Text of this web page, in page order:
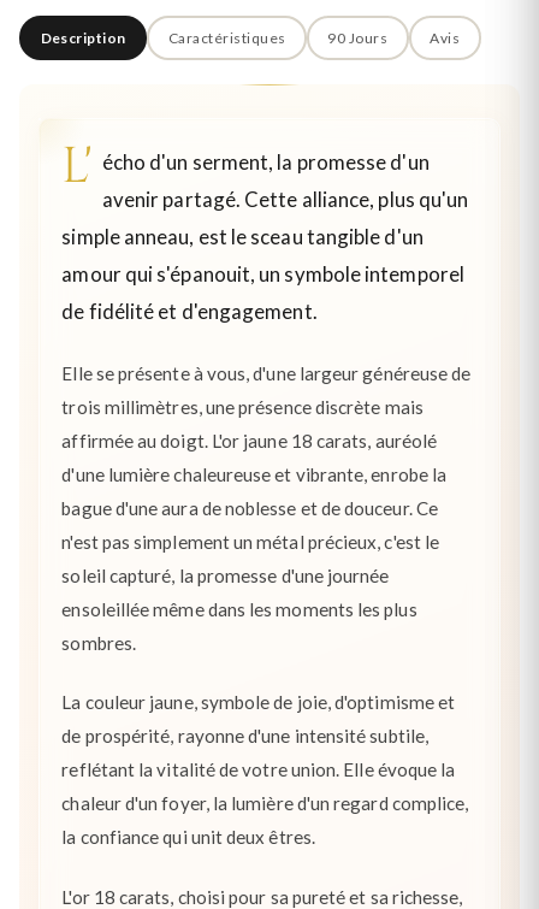
Description Caractéristiques 90 Jours Avis
L' écho d'un serment, la promesse d'un
avenir partagé. Cette alliance, plus qu'un
simple anneau, est le sceau tangible d'un
amour qui s'épanouit, un symbole intemporel
de fidélité et d'engagement.
Elle se présente à vous, d'une largeur généreuse de
trois millimètres, une présence discrète mais
affirmée au doigt. L'or jaune 18 carats, auréolé
d'une lumière chaleureuse et vibrante, enrobe la
bague d'une aura de noblesse et de douceur. Ce
n'est pas simplement un métal précieux, c'est le
soleil capturé, la promesse d'une journée
ensoleillée même dans les moments les plus
sombres.
La couleur jaune, symbole de joie, d'optimisme et
de prospérité, rayonne d'une intensité subtile,
reflétant la vitalité de votre union. Elle évoque la
chaleur d'un foyer, la lumière d'un regard complice,
la confiance qui unit deux êtres.
L'or 18 carats, choisi pour sa pureté et sa richesse,